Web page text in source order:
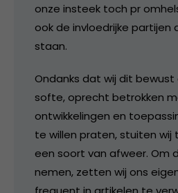
onze insteek toch pr
ook de invloedrijke partijen
staan.
Ondanks dat wij dit
softe, oprecht betrokken
ontwikkelingen en
te willen praten, stuiten
een soort van afweer. Om
nemen, zetten wij ons